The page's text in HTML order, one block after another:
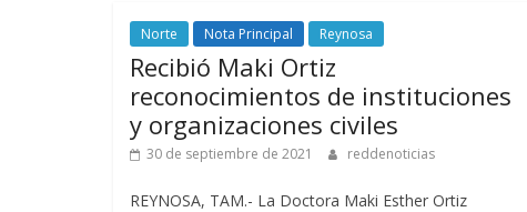
Norte Nota Principal Reynosa
Recibió Maki Ortiz
reconocimientos de instituciones
y organizaciones civiles
30 de septiembre de 2021 reddenoticias
REYNOSA, TAM.- La Doctora Maki Esther Ortiz